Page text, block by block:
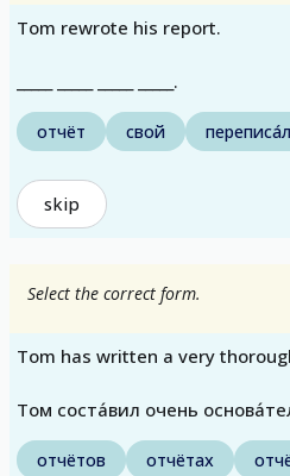
Tom rewrote his report.
_____ _____ _____ _____.
отчёт свой переписа́л
skip
Select the correct form.
Tom has written a very
Том соста́вил очень
отчётов отчётах